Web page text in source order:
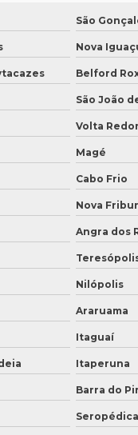
de vídeo em
whatsapp
whatsapp em
de filmes
de filmes em sp
em inglês
de vídeos em espanhol
tradução juramentada
tradução juramentada
tradução juramentada
juramentada
simultânea
simultânea em
São
Nova
Belford
São João
Volta
Magé
Cabo Frio
Nova
Angra dos
Nilópolis
Araruama
Itaguaí
Itaperuna
Barra do
Seropédica